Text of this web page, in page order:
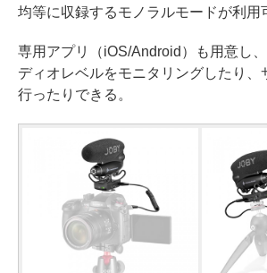
均等に収録するモノラルモードが利用
専用アプリ（iOS/Android）も用意し
ディオレベルをモニタリングしたり、
行ったりできる。